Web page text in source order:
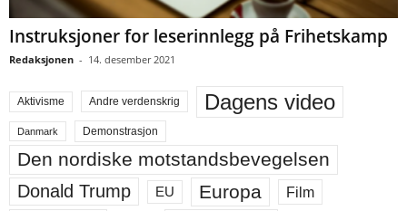
Instruksjoner for leserinnlegg på Frihetskamp
Redaksjonen - 14. desember 2021
Aktivisme Andre verdenskrig Dagens video
Danmark Demonstrasjon
Den nordiske motstandsbevegelsen
Donald Trump EU Europa Film